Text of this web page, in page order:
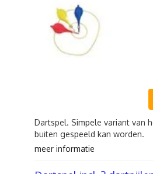
Dartspel. Simpele variant van
buiten gespeeld kan worden.
meer informatie